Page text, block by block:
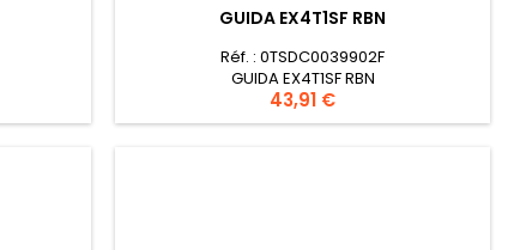
GUIDA EX4T1SF RBN
Réf. : 0TSDC0039902F
GUIDA EX4T1SF RBN
Prezzo
43,91 €